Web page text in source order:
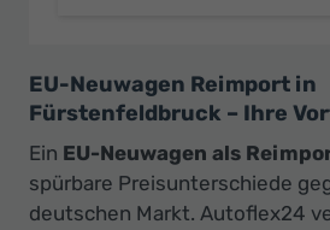
EU-Neuwagen Reimport in
Fürstenfeldbruck – Ihre
Ein EU-Neuwagen als
spürbare Preisunterschiede
deutschen Markt. Autoflex24